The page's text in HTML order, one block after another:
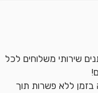
משלוחים לכל
ללא פשרות תוך